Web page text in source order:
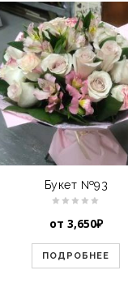
Букет №93
от 3,650₽
ПОДРОБНЕЕ